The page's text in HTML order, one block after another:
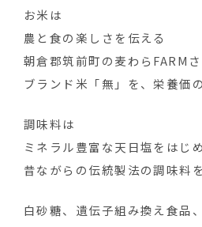
お米は
農と食の楽しさを伝える
朝倉郡筑前町の麦わらFARM
ブランド米「無」を、栄養価
調味料は
ミネラル豊富な天日塩をはじめ
昔ながらの伝統製法の調味料
白砂糖、遺伝子組み換え食品、